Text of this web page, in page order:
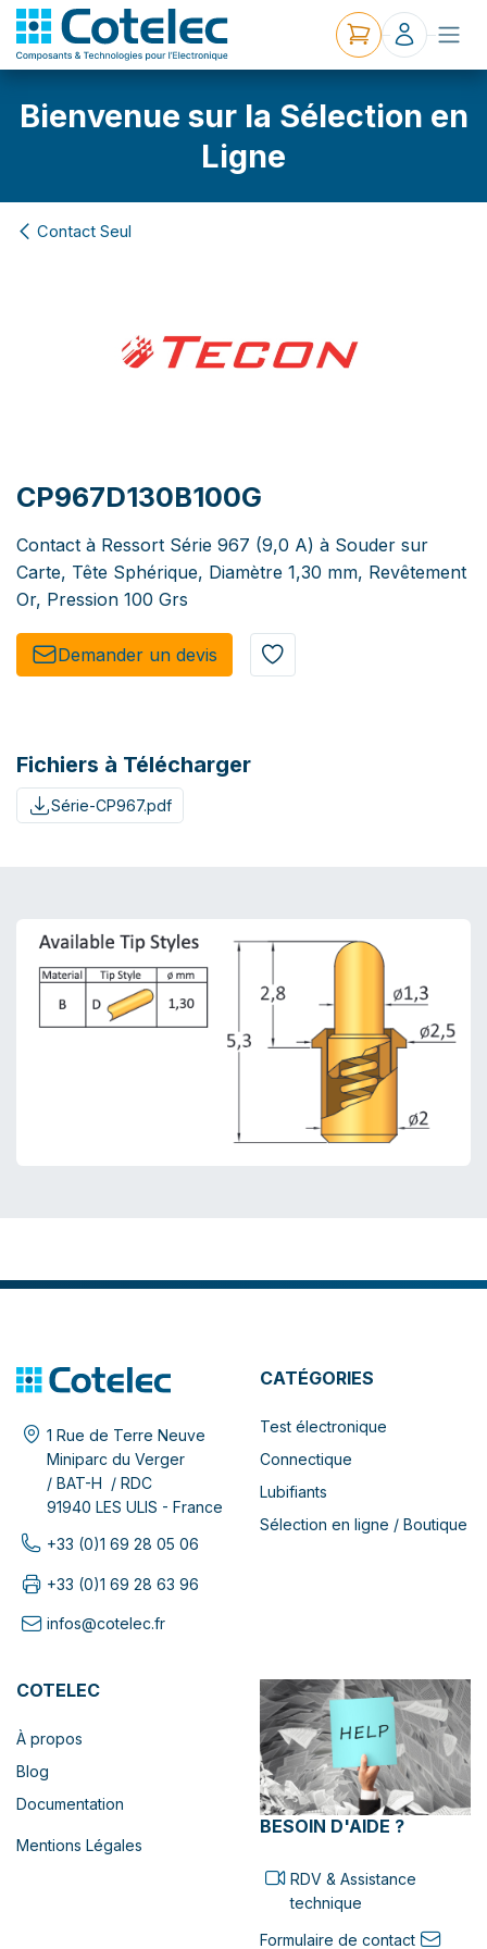
Bienvenue sur la Sélection en
Ligne
Contact Seul
CP967D130B100G
Contact à Ressort Série 967 (9,0 A) à Souder sur
Carte, Tête Sphérique, Diamètre 1,30 mm, Revêtement
Or, Pression 100 Grs
Demander un de​​vis​​
Fichiers à Télécharger
Série-CP967.pdf
1 Rue de Terre Neuve
Miniparc du Verger
/ BAT-H / RDC
91940 LES ULIS - France
+33 (0)1 69 28 05 06
+33 (0)1 69 28 63 96
infos@cotelec.fr
CATÉGORIES
Test électronique
Connectique
Lubifiants
Sélection en ligne / Boutique
COTELEC
À propos
Blog
Documentation
Mentions Légales
BESOIN D'AIDE ?
RDV & Assistance
technique
Formulaire de contact